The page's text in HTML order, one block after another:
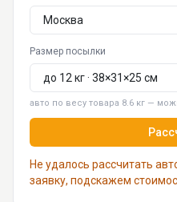
Размер посылки
авто по весу товара 8.6 кг —
Не удалось рассчитать
заявку, подскажем